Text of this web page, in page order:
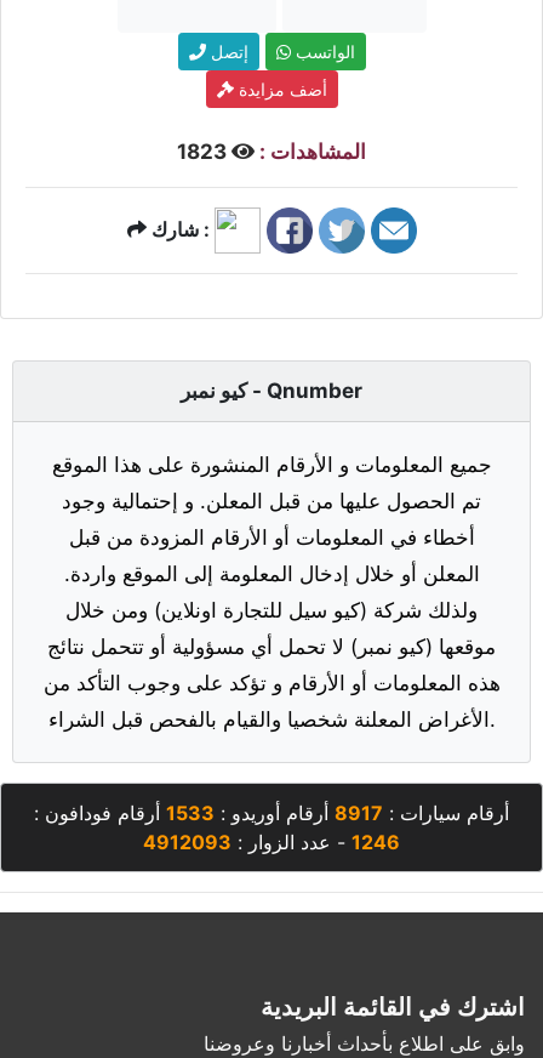
إتصل
الواتسب
أضف مزايدة
المشاهدات :
شارك :
كيو نمبر - Qnumber
جميع المعلومات و الأرقام المنشورة على هذا الموقع
تم الحصول عليها من قبل المعلن. و إحتمالية وجود
أخطاء في المعلومات أو الأرقام المزودة من قبل
المعلن أو خلال إدخال المعلومة إلى الموقع واردة.
ولذلك شركة (كيو سيل للتجارة اونلاين) ومن خلال
موقعها (كيو نمبر) لا تحمل أي مسؤولية أو تتحمل نتائج
هذه المعلومات أو الأرقام و تؤكد على وجوب التأكد من
الأغراض المعلنة شخصيا والقيام بالفحص قبل الشراء.
أرقام سيارات : 8917 أرقام أوريدو : 1533 أرقام فودافون :
1246 - عدد الزوار : 4912093
اشترك في القائمة البريدية
وابق على اطلاع بأحداث أخبارنا وعروضنا